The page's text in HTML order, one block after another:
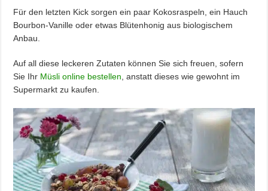
Für den letzten Kick sorgen ein paar Kokosraspeln, ein Hauch
Bourbon-Vanille oder etwas Blütenhonig aus biologischem
Anbau.
Auf all diese leckeren Zutaten können Sie sich freuen, sofern
Sie Ihr Müsli online bestellen , anstatt dieses wie gewohnt im
Supermarkt zu kaufen.